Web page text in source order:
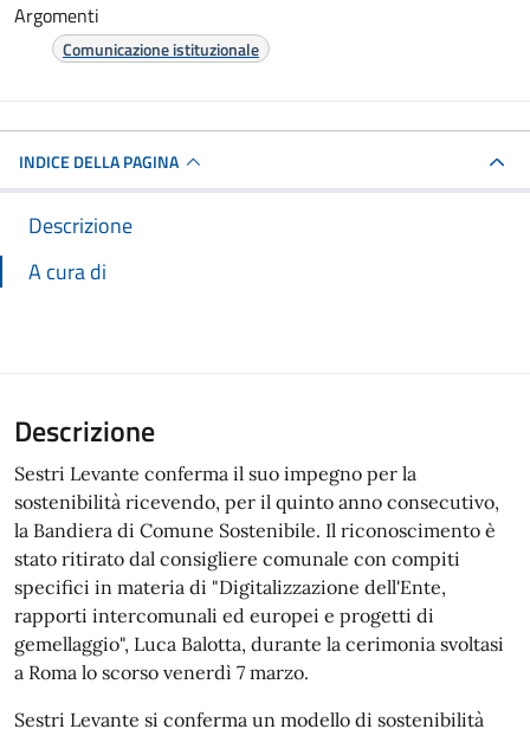
Argomenti
Comunicazione istituzionale
INDICE DELLA PAGINA
Descrizione
A cura di
Descrizione
Sestri Levante conferma il suo impegno per la
sostenibilità ricevendo, per il quinto anno consecutivo,
la Bandiera di Comune Sostenibile. Il riconoscimento è
stato ritirato dal consigliere comunale con compiti
specifici in materia di "Digitalizzazione dell'Ente,
rapporti intercomunali ed europei e progetti di
gemellaggio", Luca Balotta, durante la cerimonia svoltasi
a Roma lo scorso venerdì 7 marzo.
Sestri Levante si conferma un modello di sostenibilità